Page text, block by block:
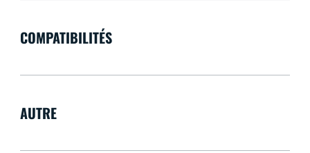
COMPATIBILITÉS
AUTRE